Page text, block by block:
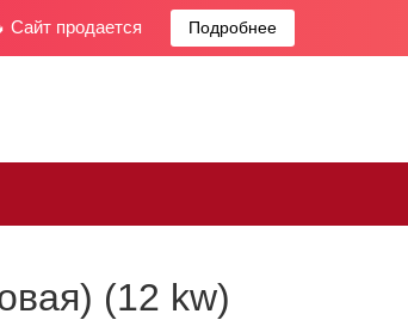
Сайт продается Подробнее
(12 kw)